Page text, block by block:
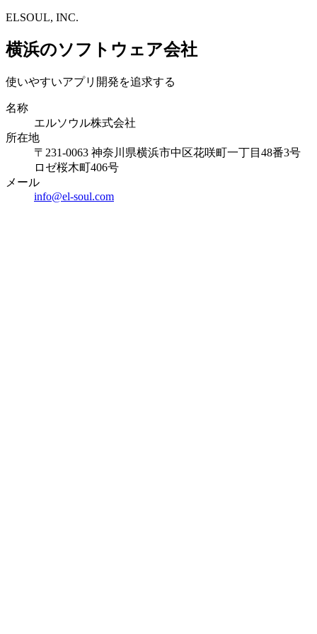
ELSOUL, INC.
横浜のソフトウェア会社
使いやすいアプリ開発を追求する
名称
エルソウル株式会社
所在地
〒231-0063 神奈川県横浜市中区花咲町一丁目48番3号
ロゼ桜木町406号
メール
info@el-soul.com